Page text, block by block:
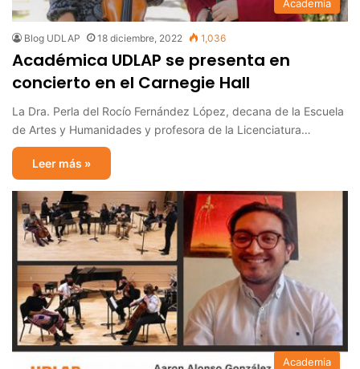
Academia
Blog UDLAP 18 diciembre, 2022 1,036
Académica UDLAP se presenta en
concierto en el Carnegie Hall
La Dra. Perla del Rocío Fernández López, decana de la Escuela
de Artes y Humanidades y profesora de la Licenciatura…
Leer más »
Academia